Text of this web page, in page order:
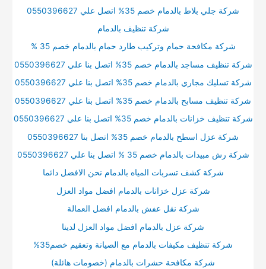
شركة جلي بلاط بالدمام خصم 35% اتصل علي 0550396627
شركة تنظيف بالدمام
شركة مكافحة حمام وتركيب طارد حمام بالدمام خصم 35 %
شركة تنظيف مساجد بالدمام خصم 35% اتصل بنا علي 0550396627
شركة تسليك مجاري بالدمام خصم 35% اتصل بنا علي 0550396627
شركة تنظيف مسابح بالدمام خصم 35% اتصل بنا علي 0550396627
شركة تنظيف خزانات بالدمام خصم 35% اتصل بنا علي 0550396627
شركة عزل اسطح بالدمام خصم 35% اتصل بنا 0550396627
شركة رش مبيدات بالدمام خصم 35 % اتصل بنا علي 0550396627
شركة كشف تسربات المياه بالدمام نحن الافضل دائما
شركة عزل خزانات بالدمام افضل مواد العزل
شركة نقل عفش بالدمام افضل العمالة
شركة عزل بالدمام افضل مواد العزل لدينا
شركة تنظيف مكيفات بالدمام مع الصيانة وتعقيم خصم35%
شركة مكافحة حشرات بالدمام (خصومات هائلة)